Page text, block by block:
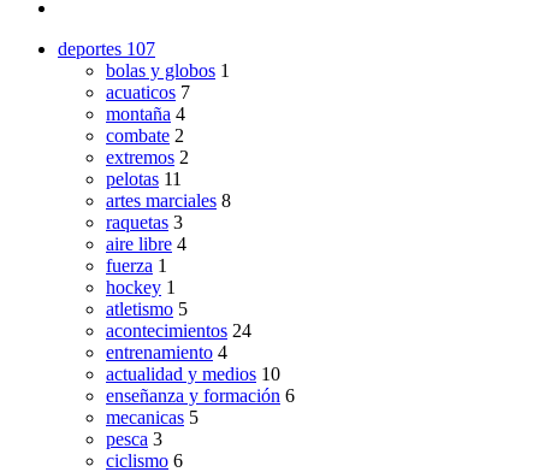
deportes 107
bolas y globos 1
acuaticos 7
montaña 4
combate 2
extremos 2
pelotas 11
artes marciales 8
raquetas 3
aire libre 4
fuerza 1
hockey 1
atletismo 5
acontecimientos 24
entrenamiento 4
actualidad y medios 10
enseñanza y formación 6
mecanicas 5
pesca 3
ciclismo 6